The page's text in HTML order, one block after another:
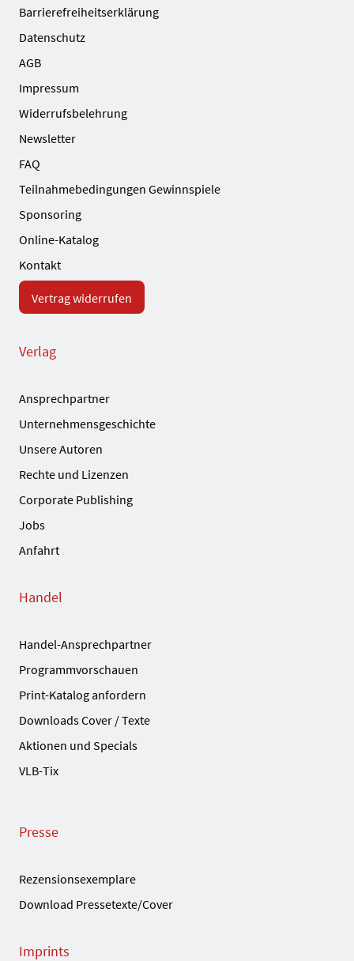
Barrierefreiheitserklärung
Datenschutz
AGB
Impressum
Widerrufsbelehrung
Newsletter
FAQ
Teilnahmebedingungen Gewinnspiele
Sponsoring
Online-Katalog
Kontakt
Vertrag widerrufen
Verlag
Ansprechpartner
Unternehmensgeschichte
Unsere Autoren
Rechte und Lizenzen
Corporate Publishing
Jobs
Anfahrt
Handel
Handel-Ansprechpartner
Programmvorschauen
Print-Katalog anfordern
Downloads Cover / Texte
Aktionen und Specials
VLB-Tix
Presse
Rezensionsexemplare
Download Pressetexte/Cover
Imprints